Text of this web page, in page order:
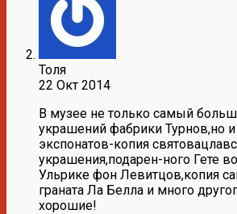
Толя
22 Окт 2014
В музее не только самый
украшений фабрики Турнов,но
экспонатов-копия
украшения,подарен-ного Гете
Ульрике фон Левитцов,копия
граната Ла Белла и много
хорошие!